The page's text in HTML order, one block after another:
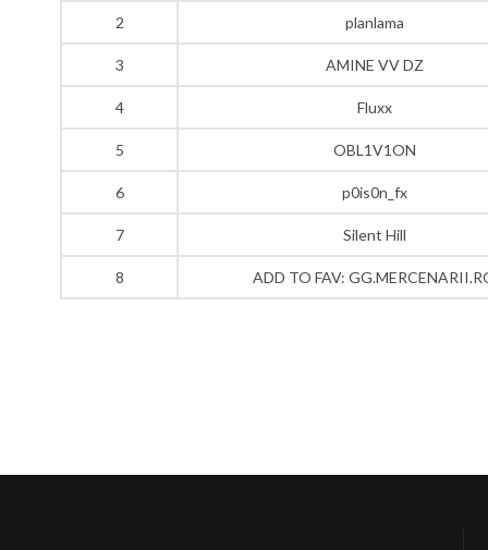
2 planlama
3 AMINE VV DZ
4 Fluxx
5 OBL1V1ON
6 p0is0n_fx
7 Silent Hill
8 ADD TO FAV: